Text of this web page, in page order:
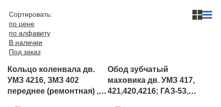
Доставка
Гарантии
Статьи
Автомобили
Сортировать:
по цене
по алфавиту
В наличии
Под заказ
Кольцо коленвала дв.
УМЗ 4216, ЗМЗ 402
переднее (ремонтная) ,
Обод зубчатый
маховика дв. УМЗ 417,
421,420,4216; ГАЗ-53,